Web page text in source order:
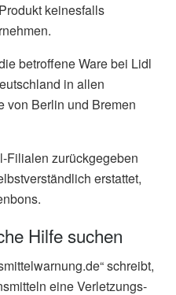
keinesfalls
betroffene Ware bei Lidl
in allen
von Berlin und Bremen
Filialen zurückgegeben
erstattet,
Hilfe suchen
schreibt,
eine Verletzungs-